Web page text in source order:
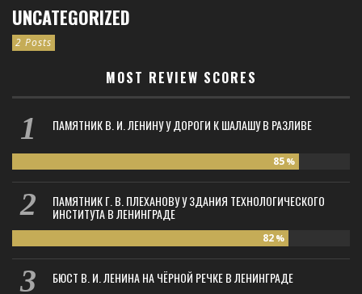
UNCATEGORIZED
2 Posts
MOST REVIEW SCORES
ПАМЯТНИК В. И. ЛЕНИНУ У ДОРОГИ К ШАЛАШУ В РАЗЛИВЕ
85 %
ПАМЯТНИК Г. В. ПЛЕХАНОВУ У ЗДАНИЯ ТЕХНОЛОГИЧЕСКОГО
ИНСТИТУТА В ЛЕНИНГРАДЕ
82 %
БЮСТ В. И. ЛЕНИНА НА ЧЁРНОЙ РЕЧКЕ В ЛЕНИНГРАДЕ